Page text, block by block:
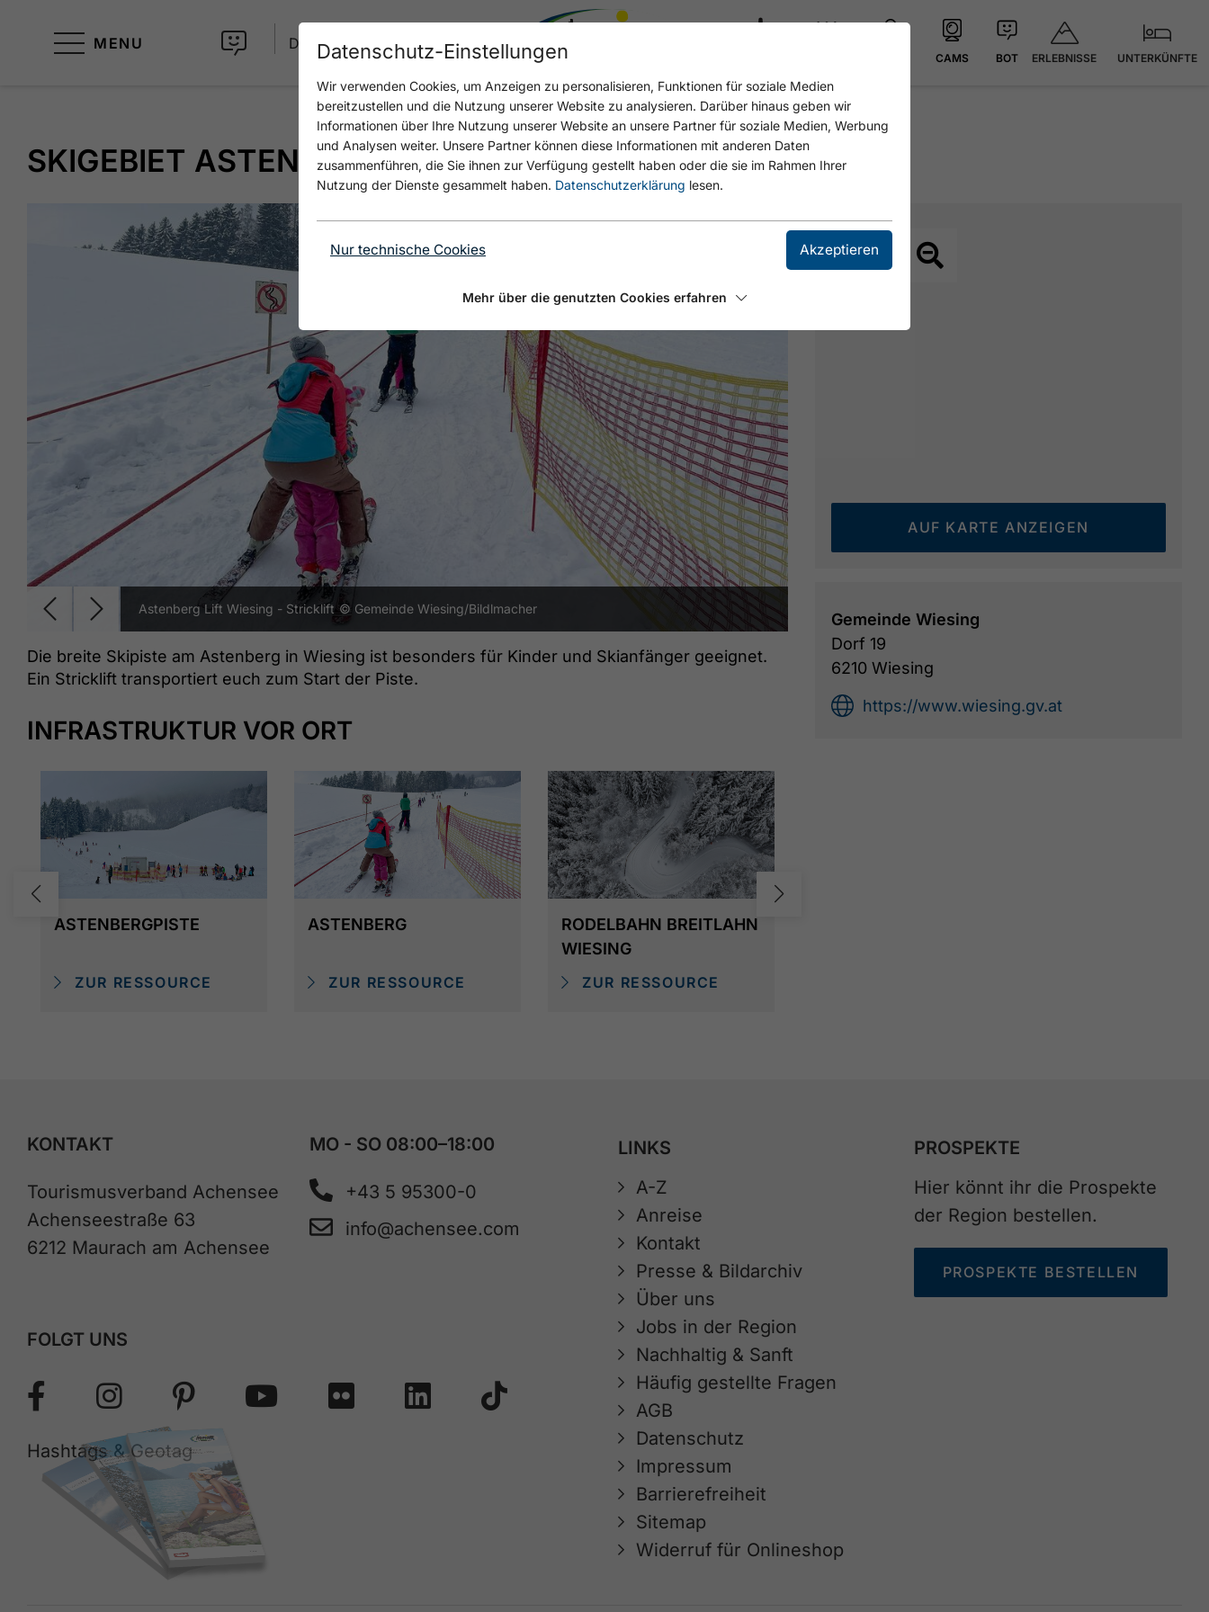
MENU DE
CAMS BOT ERLEBNISSE UNTERKÜNFTE
SKIGEBIET ASTENBERG
Astenberg Lift Wiesing - Stricklift © Gemeinde Wiesing/Bildlmacher
Die breite Skipiste am Astenberg in Wiesing ist besonders für Kinder und Skianfänger geeignet.
Ein Stricklift transportiert euch zum Start der Piste.
INFRASTRUKTUR VOR ORT
ASTENBERGPISTE
ZUR RESSOURCE
ASTENBERG
ZUR RESSOURCE
RODELBAHN BREITLAHN
WIESING
ZUR RESSOURCE
AUF KARTE ANZEIGEN
Gemeinde Wiesing
Dorf 19
6210 Wiesing
https://www.wiesing.gv.at
KONTAKT
Tourismusverband Achensee
Achenseestraße 63
6212 Maurach am Achensee
MO - SO 08:00–18:00
+43 5 95300-0
info@achensee.com
FOLGT UNS
Hashtags & Geotag
LINKS
A-Z
Anreise
Kontakt
Presse & Bildarchiv
Über uns
Jobs in der Region
Nachhaltig & Sanft
Häufig gestellte Fragen
AGB
Datenschutz
Impressum
Barrierefreiheit
Sitemap
Widerruf für Onlineshop
PROSPEKTE
Hier könnt ihr die Prospekte
der Region bestellen.
PROSPEKTE BESTELLEN
Datenschutz-Einstellungen
Wir verwenden Cookies, um Anzeigen zu personalisieren, Funktionen für soziale Medien
bereitzustellen und die Nutzung unserer Website zu analysieren. Darüber hinaus geben wir
Informationen über Ihre Nutzung unserer Website an unsere Partner für soziale Medien, Werbung
und Analysen weiter. Unsere Partner können diese Informationen mit anderen Daten
zusammenführen, die Sie ihnen zur Verfügung gestellt haben oder die sie im Rahmen Ihrer
Nutzung der Dienste gesammelt haben. Datenschutzerklärung lesen.
Nur technische Cookies Akzeptieren
Mehr über die genutzten Cookies erfahren